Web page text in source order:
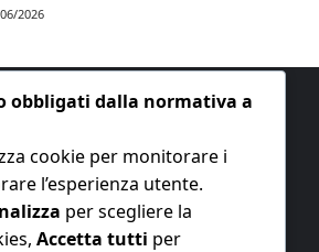
2026
obbligati dalla normativa a
cookie per monitorare i
l’esperienza utente.
per scegliere la
Accetta tutti per